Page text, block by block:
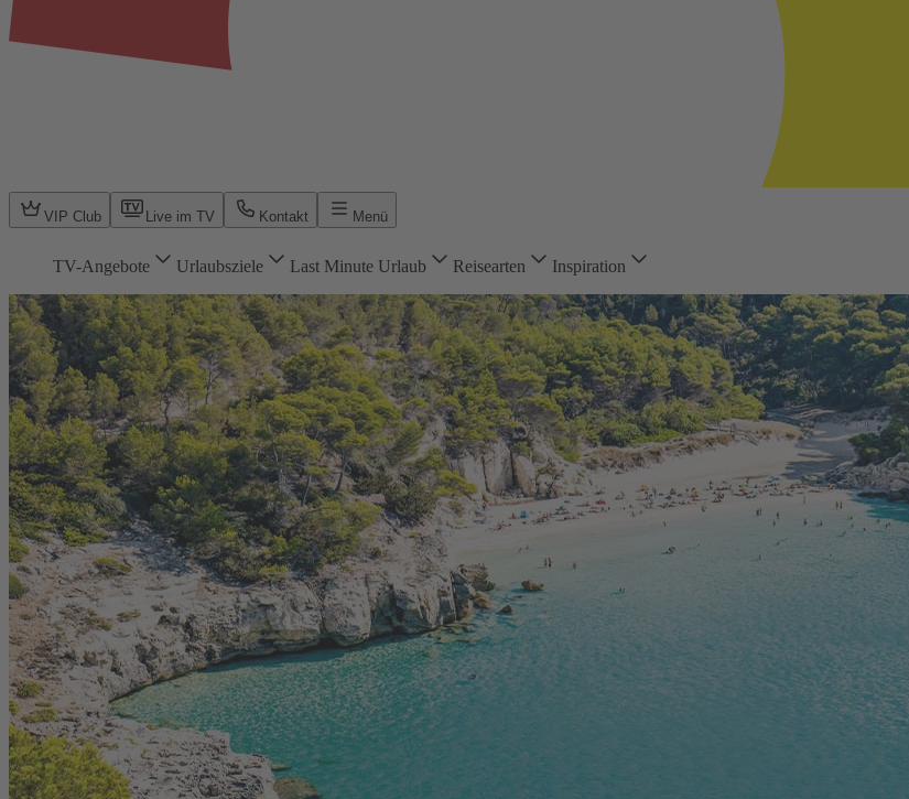
VIP Club Live im TV Kontakt Menü
TV-Angebote Urlaubsziele Last Minute Urlaub Reisearten Inspiration